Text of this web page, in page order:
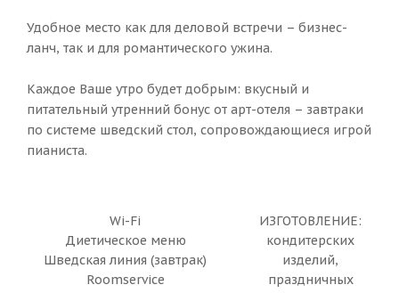
Удобное место как для деловой встречи – бизнес-
ланч, так и для романтического ужина.
Каждое Ваше утро будет добрым: вкусный и
питательный утренний бонус от арт-отеля – завтраки
по системе шведский стол, сопровождающиеся игрой
пианиста.
Wi-Fi
Диетическое меню
Шведская линия (завтрак)
Roomservice
ИЗГОТОВЛЕНИЕ:
кондитерских
изделий,
праздничных